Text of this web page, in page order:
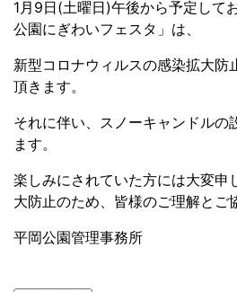
1月9日(土曜日)午後から予定して
公園にぎわいフェスタ」は、
新型コロナウィルスの感染拡大防
頂きます。
それに伴い、スノーキャンドルの
ます。
楽しみにされていた方には大変申
大防止のため、皆様のご理解とご
平岡公園管理事務所